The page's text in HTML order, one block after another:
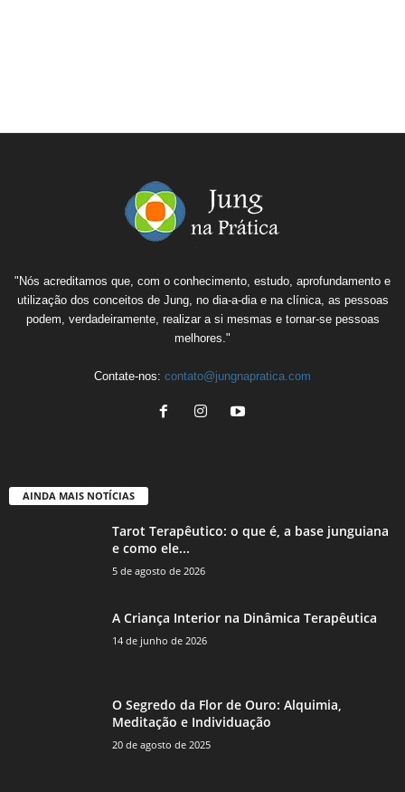
"Nós acreditamos que, com o conhecimento, estudo, aprofundamento e
utilização dos conceitos de Jung, no dia-a-dia e na clínica, as pessoas
podem, verdadeiramente, realizar a si mesmas e tornar-se pessoas
melhores."
Contate-nos: contato@jungnapratica.com
AINDA MAIS NOTÍCIAS
Tarot Terapêutico: o que é, a base junguiana
e como ele...
5 de agosto de 2026
A Criança Interior na Dinâmica Terapêutica
14 de junho de 2026
O Segredo da Flor de Ouro: Alquimia,
Meditação e Individuação
20 de agosto de 2025